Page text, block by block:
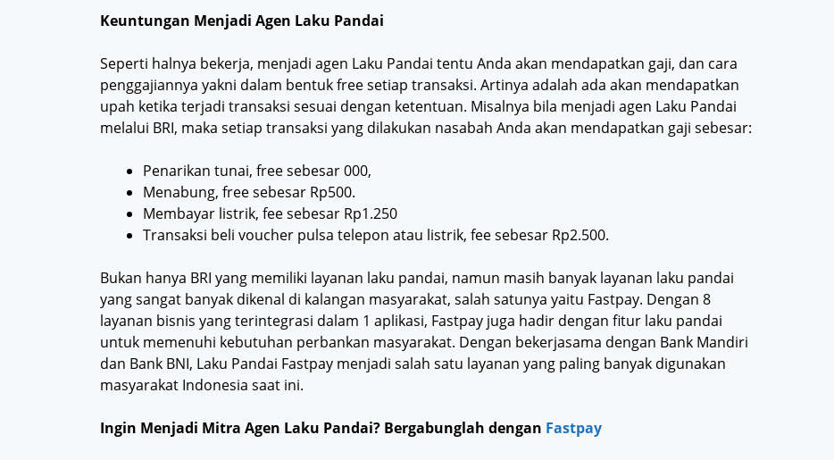
Keuntungan Menjadi Agen Laku Pandai
Seperti halnya bekerja, menjadi agen Laku Pandai tentu Anda akan mendapatkan gaji, dan cara
penggajiannya yakni dalam bentuk free setiap transaksi. Artinya adalah ada akan mendapatkan
upah ketika terjadi transaksi sesuai dengan ketentuan. Misalnya bila menjadi agen Laku Pandai
melalui BRI, maka setiap transaksi yang dilakukan nasabah Anda akan mendapatkan gaji sebesar:
Penarikan tunai, free sebesar 000,
Menabung, free sebesar Rp500.
Membayar listrik, fee sebesar Rp1.250
Transaksi beli voucher pulsa telepon atau listrik, fee sebesar Rp2.500.
Bukan hanya BRI yang memiliki layanan laku pandai, namun masih banyak layanan laku pandai
yang sangat banyak dikenal di kalangan masyarakat, salah satunya yaitu Fastpay. Dengan 8
layanan bisnis yang terintegrasi dalam 1 aplikasi, Fastpay juga hadir dengan fitur laku pandai
untuk memenuhi kebutuhan perbankan masyarakat. Dengan bekerjasama dengan Bank Mandiri
dan Bank BNI, Laku Pandai Fastpay menjadi salah satu layanan yang paling banyak digunakan
masyarakat Indonesia saat ini.
Ingin Menjadi Mitra Agen Laku Pandai? Bergabunglah dengan Fastpay